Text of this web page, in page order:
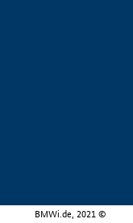
BMWi.de, 2021 ©